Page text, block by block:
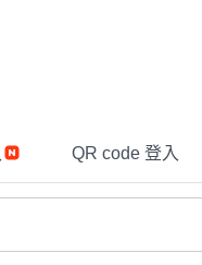
QR code 登入